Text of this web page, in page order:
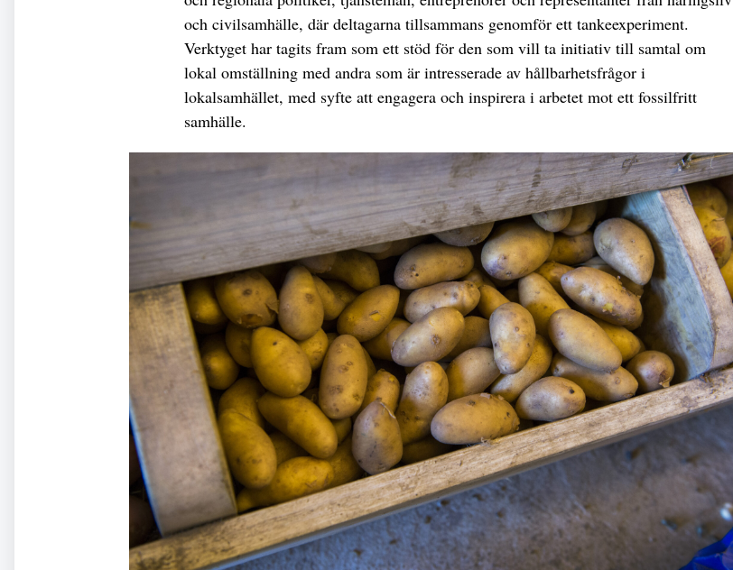
och civilsamhälle, där deltagarna tillsammans genomför ett tankeexperiment.
Verktyget har tagits fram som ett stöd för den som vill ta initiativ till samtal om
lokal omställning med andra som är intresserade av hållbarhetsfrågor i
lokalsamhället, med syfte att engagera och inspirera i arbetet mot ett fossilfritt
samhälle.